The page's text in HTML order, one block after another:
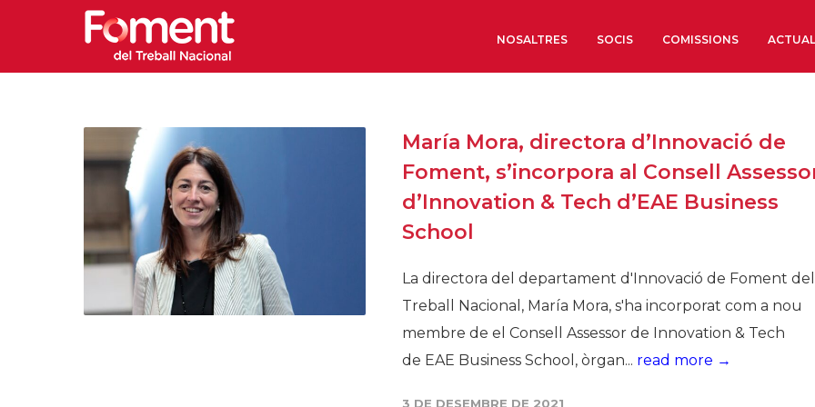
NOSALTRES
Òrgans de Govern
Òrgans Consultius
Estructura Executiva
Econòmics i Socials
Organitzacions
Organitzacions
SOCIS COMISSIONS
María Mora, directora d’Innovació de
Foment, s’incorpora al Consell
d’Innovation & Tech d’EAE Business
School
La directora del departament d'Innovació de Foment del
Treball Nacional, María Mora, s'ha incorporat com a nou
membre de el Consell Assessor de Innovation & Tech
de EAE Business School, òrgan... read more →
3 DE DESEMBRE DE 2021